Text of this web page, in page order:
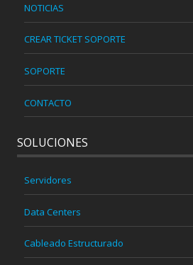
NOTICIAS
CREAR TICKET SOPORTE
SOPORTE
CONTACTO
SOLUCIONES
Servidores
Data Centers
Cableado Estructurado